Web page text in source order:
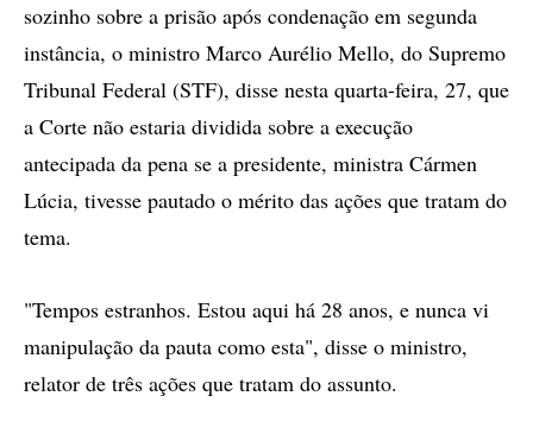
sozinho sobre a prisão após condenação em segunda
instância, o ministro Marco Aurélio Mello, do Supremo
Tribunal Federal (STF), disse nesta quarta-feira, 27, que
a Corte não estaria dividida sobre a execução
antecipada da pena se a presidente, ministra Cármen
Lúcia, tivesse pautado o mérito das ações que tratam do
tema.
"Tempos estranhos. Estou aqui há 28 anos, e nunca vi
manipulação da pauta como esta", disse o ministro,
relator de três ações que tratam do assunto.